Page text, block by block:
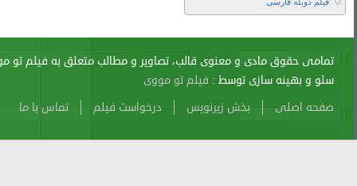
از آن پیگرد قانونی دارد.
sitemap Atom Cache Search Alexa